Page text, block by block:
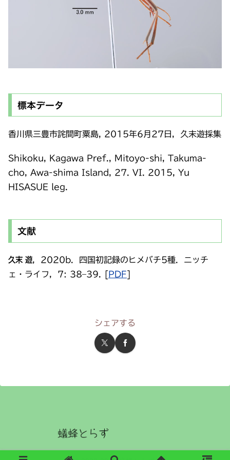
標本データ
香川県三豊市詫間町粟島, 2015年6月27日，久末遊採集
Shikoku, Kagawa Pref., Mitoyo-shi, Takuma-
cho, Awa-shima Island, 27. VI. 2015, Yu
HISASUE leg.
文献
久末 遊，2020b．四国初記録のヒメバチ5種．ニッチ
ェ・ライフ，7: 38–39. [
PDF
シェアする